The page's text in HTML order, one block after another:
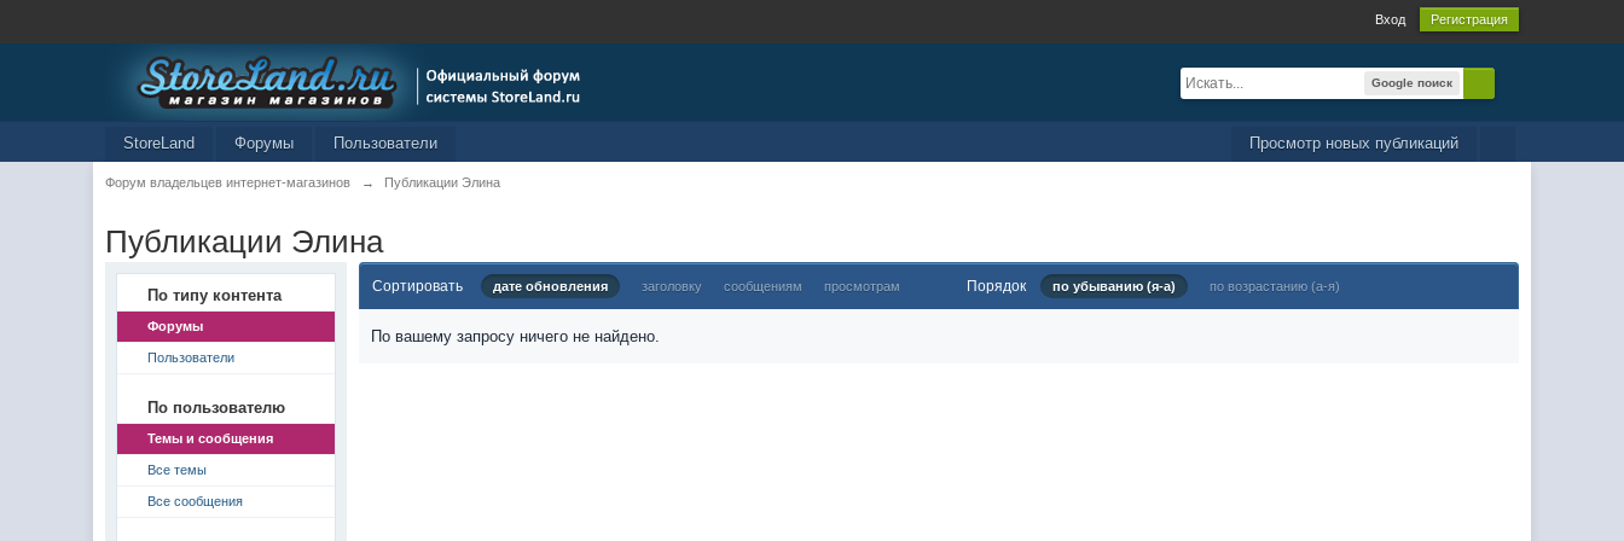
Вход Регистрация
Google поиск
Просмотр новых публикаций
StoreLand Форумы Пользователи
Форум владельцев интернет-магазинов → Публикации Элина
Публикации Элина
По типу контента
Форумы
Пользователи
По пользователю
Темы и сообщения
Все темы
Все сообщения
Сортировать дате обновления заголовку сообщениям просмотрам Порядок по убыванию (я-а) по возрастанию (а-я)
По вашему запросу ничего не найдено.